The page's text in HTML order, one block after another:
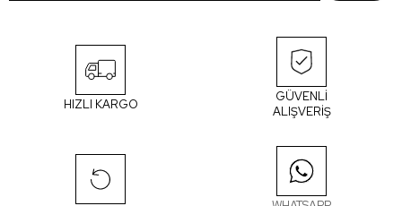
HIZLI KARGO
GÜVENLİ
ALIŞVERİŞ